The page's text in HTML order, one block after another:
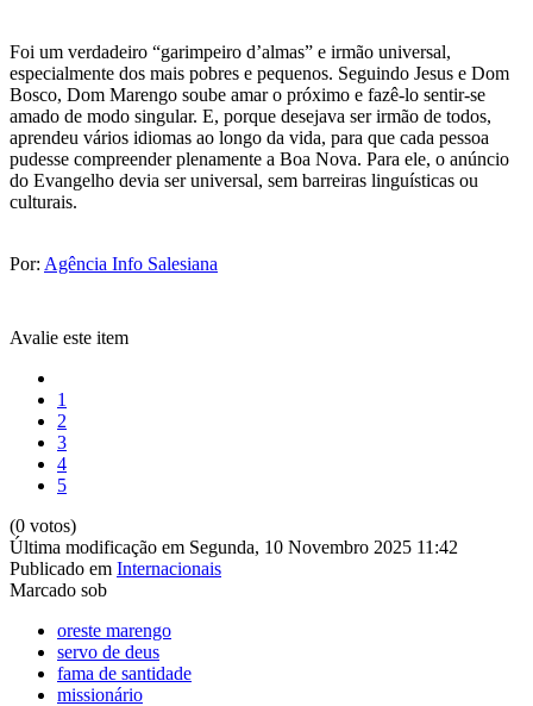
Foi um verdadeiro “garimpeiro d’almas” e irmão universal,
especialmente dos mais pobres e pequenos. Seguindo Jesus e Dom
Bosco, Dom Marengo soube amar o próximo e fazê-lo sentir-se
amado de modo singular. E, porque desejava ser irmão de todos,
aprendeu vários idiomas ao longo da vida, para que cada pessoa
pudesse compreender plenamente a Boa Nova. Para ele, o anúncio
do Evangelho devia ser universal, sem barreiras linguísticas ou
culturais.
Por: Agência Info Salesiana
Avalie este item
1
2
3
4
5
(0 votos)
Última modificação em Segunda, 10 Novembro 2025 11:42
Publicado em Internacionais
Marcado sob
oreste marengo
servo de deus
fama de santidade
missionário